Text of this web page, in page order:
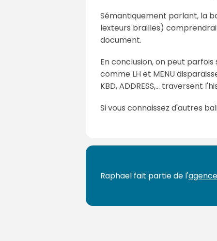
Sémantiquement parlant, la
lexteurs brailles)
document.
En conclusion, on peut
comme LH et MENU
KBD, ADDRESS,... traversent
Si vous connaissez d'autres
Raphael fait partie de l'